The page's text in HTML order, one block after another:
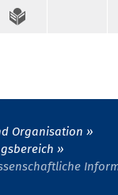
Organisation